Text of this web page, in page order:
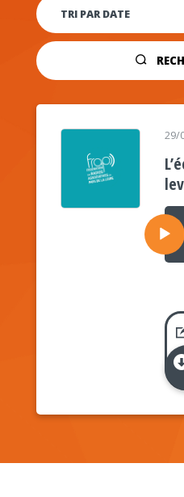
29/